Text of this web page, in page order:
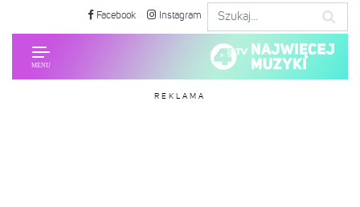
Facebook Instagram
REKLAMA